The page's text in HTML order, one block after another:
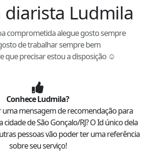
diarista Ludmila
comprometida alegue gosto sempre
de trabalhar sempre bem
que precisar estou a disposição ☺️
ConheceLudmila?
uma mensagem de recomendação para
cidade deSão Gonçalo/RJ? O Id único dela
pessoas vão poder ter uma referência
sobre seu serviço!